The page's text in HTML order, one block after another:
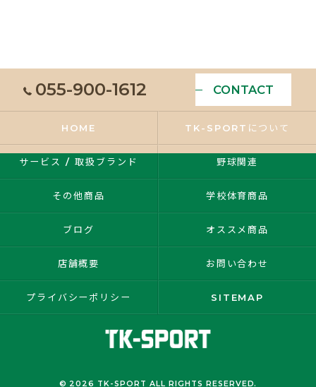
055-900-1612 CONTACT
HOME TK-SPORTについて
サービス / 取扱ブランド 野球関連
その他商品 学校体育商品
ブログ オススメ商品
店舗概要 お問い合わせ
プライバシーポリシー SITEMAP
© 2026 TK-SPORT ALL RIGHTS RESERVED.